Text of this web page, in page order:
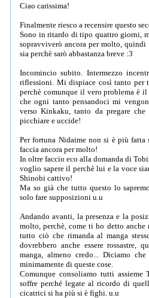
Ciao carissima!
Finalmente riesco a recensire questo
Sono in ritardo di tipo quattro giorni,
sopravviverò ancora per molto, quindi
sia perchè sarò abbastanza breve :3
Incomincio subito. Intermezzo
riflessioni. Mi dispiace così tanto per
perchè comunque il vero problema è
che ogni tanto pensandoci mi
verso Kinkaku, tanto da pregare
picchiare e uccide!
Per fortuna Nidaime non si è più fatta
faccia ancora per molto!
In oltre faccio eco alla domanda di
voglio sapere il perchè lui e la voce
Shinobi cattivo!
Ma so già che tutto questo lo
solo fare supposizioni u.u
Andando avanti, la presenza e la
molto, perchè, come ti ho detto anche
tutto ciò che rimanda al manga
dovrebbero anche essere
manga, almeno credo... Diciamo
minimamente di queste cose.
Comunque consoliamo tutti assieme
soffre perché legate al ricordo di
cicatrici si ha più si è fighi. u.u